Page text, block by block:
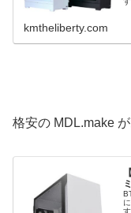
kmtheliberty.com
格安の MDL.make